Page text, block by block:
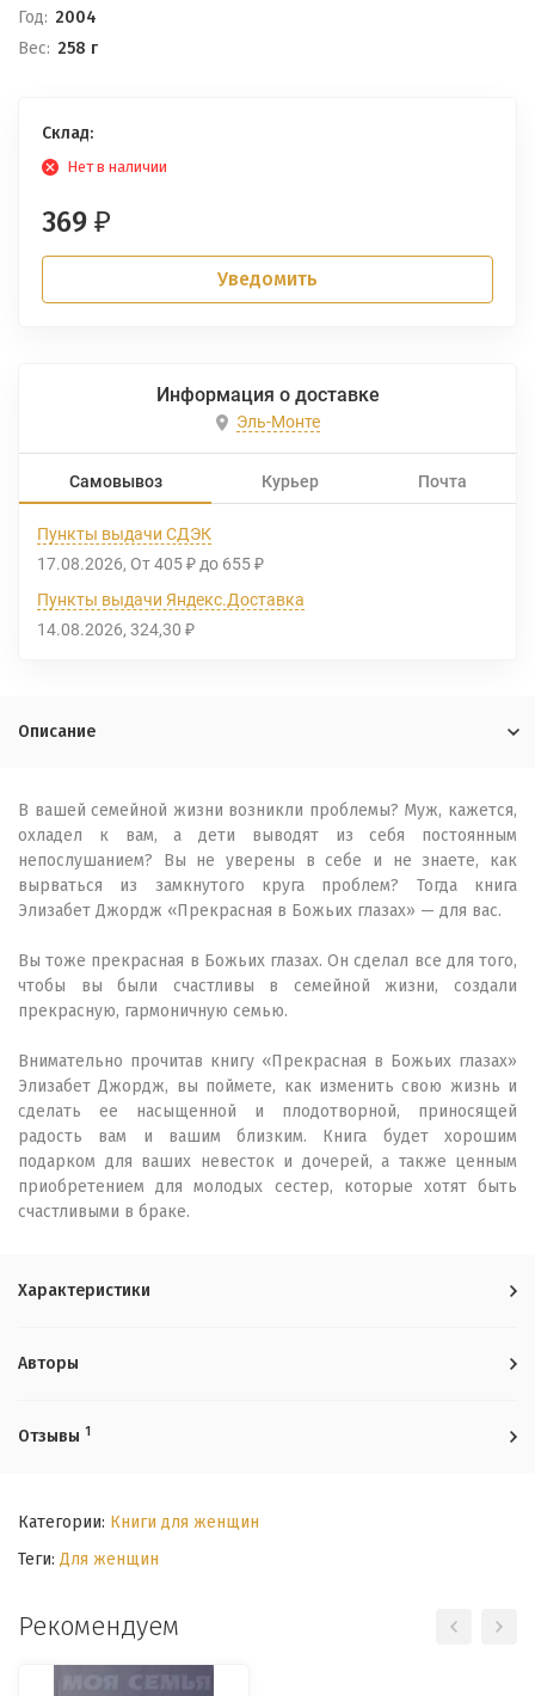
Год: 2004
Вес: 258 г
Склад:
Нет в наличии
369 ₽
Уведомить
Информация о доставке
Эль-Монте
Самовывоз Курьер Почта
Пункты выдачи СДЭК
17.08.2026 От 405 ₽ до 655 ₽
Пункты выдачи Яндекс.Доставка
14.08.2026 324,30 ₽
Описание
В вашей семейной жизни возникли проблемы? Муж, кажется,
охладел к вам, а дети выводят из себя постоянным
непослушанием? Вы не уверены в себе и не знаете, как
вырваться из замкнутого круга проблем? Тогда книга
Элизабет Джордж «Прекрасная в Божьих глазах» — для вас.
Вы тоже прекрасная в Божьих глазах. Он сделал все для того,
чтобы вы были счастливы в семейной жизни, создали
прекрасную, гармоничную семью.
Внимательно прочитав книгу «Прекрасная в Божьих глазах»
Элизабет Джордж, вы поймете, как изменить свою жизнь и
сделать ее насыщенной и плодотворной, приносящей
радость вам и вашим близким. Книга будет хорошим
подарком для ваших невесток и дочерей, а также ценным
приобретением для молодых сестер, которые хотят быть
счастливыми в браке.
Характеристики
Авторы
Отзывы 1
Категории: Книги для женщин
Теги: Для женщин
Рекомендуем